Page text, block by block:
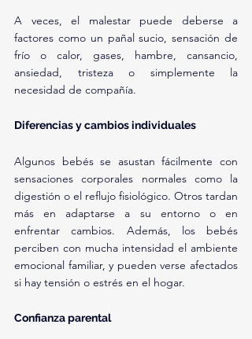
A veces, el malestar puede deberse a
factores como un pañal sucio, sensación de
frío o calor, gases, hambre, cansancio,
ansiedad, tristeza o simplemente la
necesidad de compañía.
Diferencias y cambios individuales
Algunos bebés se asustan fácilmente con
sensaciones corporales normales como la
digestión o el reflujo fisiológico. Otros tardan
más en adaptarse a su entorno o en
enfrentar cambios. Además, los bebés
perciben con mucha intensidad el ambiente
emocional familiar, y pueden verse afectados
si hay tensión o estrés en el hogar.
Confianza parental